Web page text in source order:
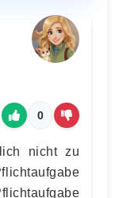
0
nicht zu